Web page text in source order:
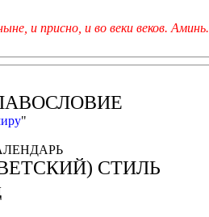
и присно, и во веки веков. Аминь.
"
СТИЛЬ